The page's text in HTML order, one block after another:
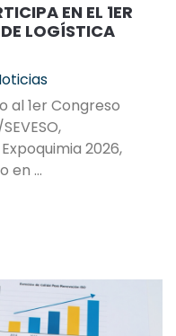
EN EL 1ER
LOGÍSTICA
al 1er Congreso
2026,
en …